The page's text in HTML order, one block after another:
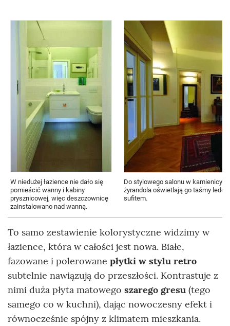
W niedużej łazience nie dało się
pomieścić wanny i kabiny
prysznicowej, więc deszczownicę
zainstalowano nad wanną.
Do stylowego salonu w kamienicy
żyrandola oświetlają go taśmy
sufitem.
To samo zestawienie kolorystyczne widzimy w
łazience, która w całości jest nowa. Białe,
fazowane i polerowane płytki w stylu retro
subtelnie nawiązują do przeszłości. Kontrastuje z
nimi duża płyta matowego szarego gresu (tego
samego co w kuchni), dając nowoczesny efekt i
równocześnie spójny z klimatem mieszkania.